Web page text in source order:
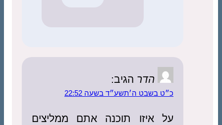
הדר הגיב:
כ״ט בשבט ה׳תשע״ד בשעה 22:52
על איזו תוכנה אתם ממליצים